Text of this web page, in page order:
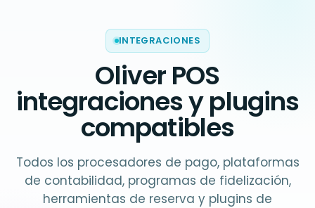
INTEGRACIONES
Oliver POS
integracionesy plugins
compatibles
Todos los procesadores de pago, plataformas
de contabilidad, programas de fidelización,
herramientas de reserva y plugins de